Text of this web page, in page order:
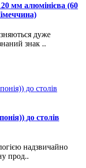
мм алюмінієва (60
дуже
знак ..
до столів
надзвичайно
прод..